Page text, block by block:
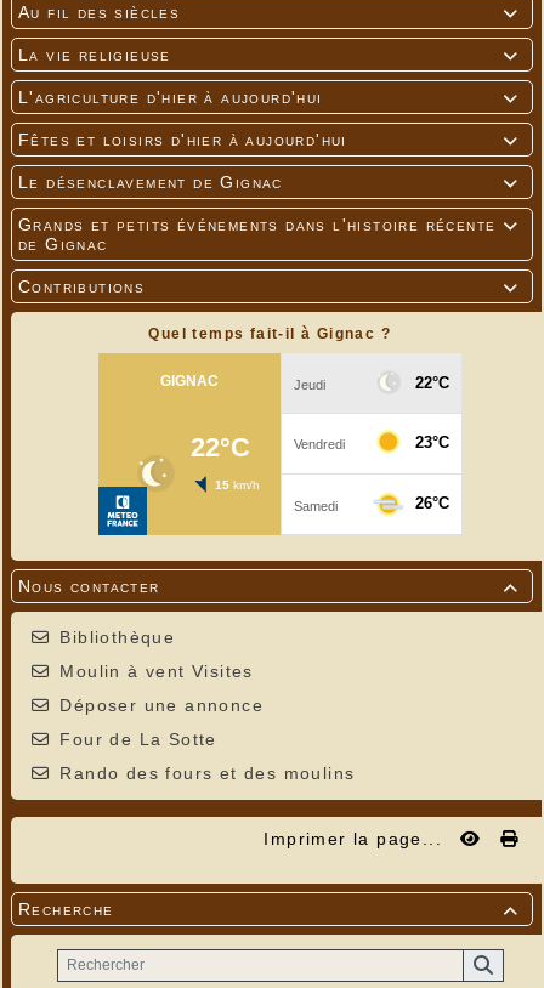

Au fil des siècles

La vie religieuse

L'agriculture d'hier à aujourd'hui

Fêtes et loisirs d'hier à aujourd'hui

Le désenclavement de Gignac

Grands et petits événements dans l'histoire récente
de Gignac

Contributions
Quel temps fait-il à Gignac ?

Nous contacter
Bibliothèque
Moulin à vent Visites
Déposer une annonce
Four de La Sotte
Rando des fours et des moulins
Imprimer la page...

Recherche